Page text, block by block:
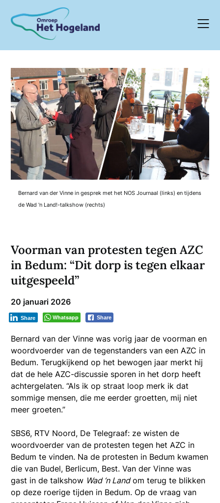
content
Bernard van der Vinne in gesprek met het NOS Journaal (links) en tijdens
de Wad 'n Land!-talkshow (rechts)
Voorman van protesten tegen AZC
in Bedum: “Dit dorp is tegen elkaar
uitgespeeld”
20 januari 2026
Whatsapp Share
Share
Bernard van der Vinne was vorig jaar de voorman en
woordvoerder van de tegenstanders van een AZC in
Bedum. Terugkijkend op het bewogen jaar merkt hij
dat de hele AZC-discussie sporen in het dorp heeft
achtergelaten. “Als ik op straat loop merk ik dat
sommige mensen, die me eerder groetten, mij niet
meer groeten.”
SBS6, RTV Noord, De Telegraaf: ze wisten de
woordvoerder van de protesten tegen het AZC in
Bedum te vinden. Na de protesten in Bedum kwamen
die van Budel, Berlicum, Best. Van der Vinne was
gast in de talkshow Wad ‘n Landom terug te blikken
op deze roerige tijden in Bedum. Op de vraag van